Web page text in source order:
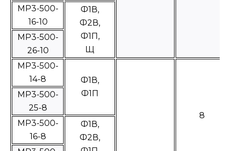
МР3-500-
16-10
Ф1В,
Ф2В,
Ф1П,
Щ
МР3-500-
26-10
МР3-500-
14-8
Ф1В,
Ф1П
8
МР3-500-
25-8
МР3-500-
16-8
Ф1В,
Ф2В,